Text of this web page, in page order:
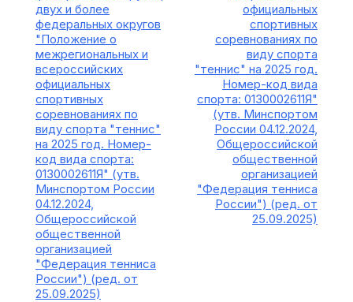
двух и более
федеральных округов
"Положение о
межрегиональных и
всероссийских
официальных
спортивных
соревнованиях по
виду спорта "теннис"
на 2025 год. Номер-
код вида спорта:
0130002611Я" (утв.
Минспортом России
04.12.2024,
Общероссийской
общественной
организацией
"Федерация тенниса
России") (ред. от
25.09.2025)
официальных
спортивных
соревнованиях по
виду спорта
"теннис" на 2025 год.
Номер-код вида
спорта: 0130002611Я"
(утв. Минспортом
России 04.12.2024,
Общероссийской
общественной
организацией
"Федерация тенниса
России") (ред. от
25.09.2025)